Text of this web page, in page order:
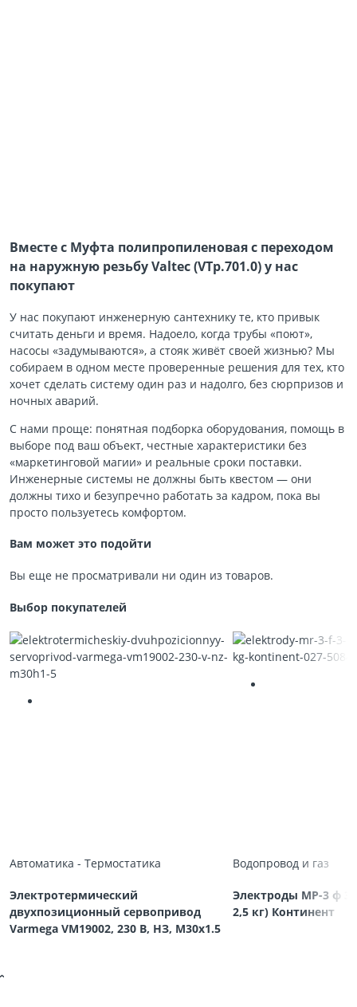
Вместе с Муфта полипропиленовая с переходом
на наружную резьбу Valtec (VTp.701.0) у нас
покупают
У нас покупают инженерную сантехнику те, кто привык
считать деньги и время. Надоело, когда трубы «поют»,
насосы «задумываются», а стояк живёт своей жизнью? Мы
собираем в одном месте проверенные решения для тех, кто
хочет сделать систему один раз и надолго, без сюрпризов и
ночных аварий.
С нами проще: понятная подборка оборудования, помощь в
выборе под ваш объект, честные характеристики без
«маркетинговой магии» и реальные сроки поставки.
Инженерные системы не должны быть квестом — они
должны тихо и безупречно работать за кадром, пока вы
просто пользуетесь комфортом.
Вам может это подойти
Вы еще не просматривали ни один из товаров.
Выбор покупателей
Автоматика - Термостатика
Электротермический
двухпозиционный сервопривод
Varmega VM19002, 230 В, НЗ, M30х1.5
Водопровод и газ
Электроды МР-3 ф
2,5 кг) Континент